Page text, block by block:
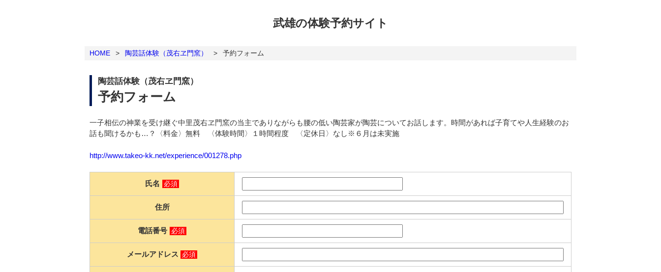
武雄の体験予約サイト
HOME > 陶芸話体験（茂右ヱ門窯） > 予約フォーム
陶芸話体験（茂右ヱ門窯）
予約フォーム
一子相伝の神業を受け継ぐ中里茂右ヱ門窯の当主でありながらも腰の低い陶芸家が陶芸についてお話します。時間があれば子育てや人生経験のお
話も聞けるかも…？〈料金〉無料 〈体験時間〉１時間程度 〈定休日〉なし※６月は未実施
http://www.takeo-kk.net/experience/001278.php
氏名 必須
住所
電話番号 必須
メールアドレス 必須